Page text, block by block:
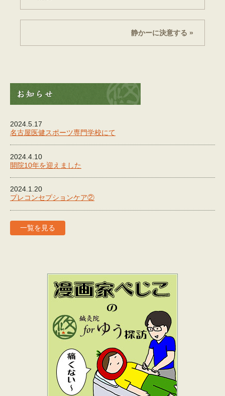
静かーに決意する »
2024.5.17
名古屋医健スポーツ専門学校にて
2024.4.10
開院10年を迎えました
2024.1.20
プレコンセプションケア②
一覧を見る